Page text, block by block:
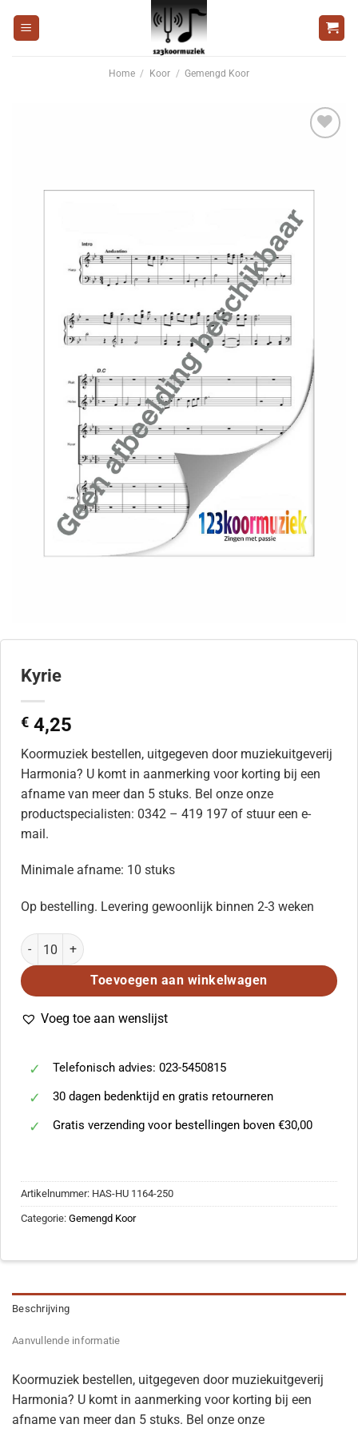
naar
Home / Koor / Gemengd Koor
Kyrie
€ 4,25
Koormuziek bestellen, uitgegeven door muziekuitgeverij
Harmonia? U komt in aanmerking voor korting bij een
afname van meer dan 5 stuks. Bel onze onze
productspecialisten: 0342 – 419 197 of stuur een e-
mail.
Minimale afname: 10 stuks
Op bestelling. Levering gewoonlijk binnen 2-3 weken
Kyrie aantal
Toevoegen aan winkelwagen
Voeg toe aan wenslijst
Telefonisch advies: 023-5450815
30 dagen bedenktijd en gratis retourneren
Gratis verzending voor bestellingen boven €30,00
Artikelnummer: HAS-HU 1164-250
Categorie: Gemengd Koor
Beschrijving
Aanvullende informatie
Koormuziek bestellen, uitgegeven door muziekuitgeverij
Harmonia? U komt in aanmerking voor korting bij een
afname van meer dan 5 stuks. Bel onze onze